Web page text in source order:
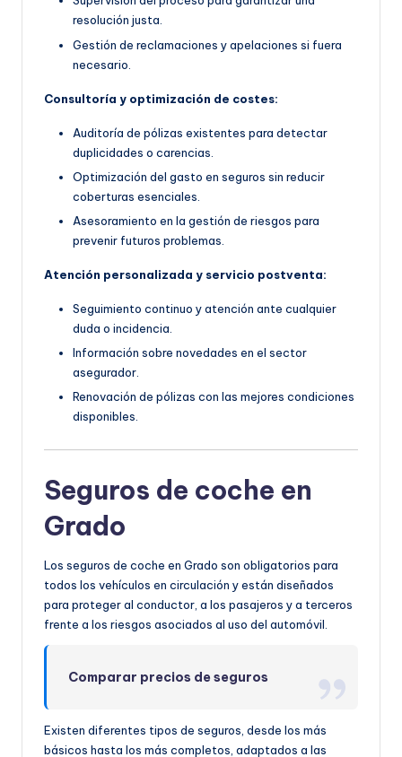
resolución justa.
Gestión de reclamaciones y apelaciones si fuera
necesario.
Consultoría y optimización de costes:
Auditoría de pólizas existentes para detectar
duplicidades o carencias.
Optimización del gasto en seguros sin reducir
coberturas esenciales.
Asesoramiento en la gestión de riesgos para
prevenir futuros problemas.
Atención personalizada y servicio postventa:
Seguimiento continuo y atención ante cualquier
duda o incidencia.
Información sobre novedades en el sector
asegurador.
Renovación de pólizas con las mejores condiciones
disponibles.
Seguros de coche en
Grado
Los seguros de coche en Grado son obligatorios para
todos los vehículos en circulación y están diseñados
para proteger al conductor, a los pasajeros y a terceros
frente a los riesgos asociados al uso del automóvil.
Comparar precios de seguros
Existen diferentes tipos de seguros, desde los más
básicos hasta los más completos, adaptados a las